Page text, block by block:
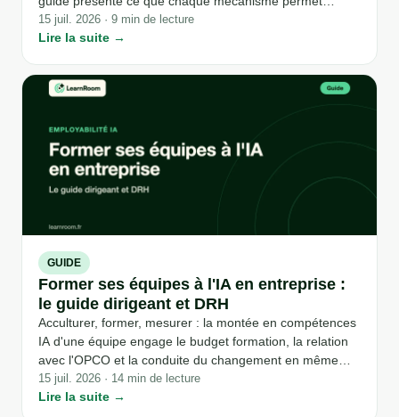
vraiment pour financer une formation à l'intelligence
artificielle, les conditions réelles d'accès, et les erreurs à
15 juil. 2026 · 9 min de lecture
Lire la suite →
GUIDE
Former ses équipes à l'IA en entreprise :
le guide dirigeant et DRH
Acculturer, former, mesurer : la montée en compétences
IA d'une équipe engage le budget formation, la relation
avec l'OPCO et la conduite du changement en même
temps. Ce guide donne aux dirigeants de TPE-PME et
aux DRH les repères concrets pour engager ce chantier,
15 juil. 2026 · 14 min de lecture
Lire la suite →